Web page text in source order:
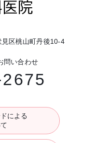
区桃山町丹後10-4
問い合わせ
による